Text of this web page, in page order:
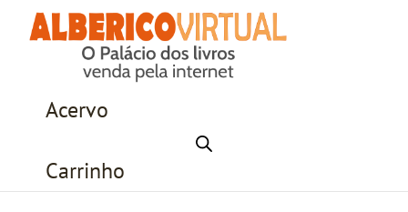
Acervo
Carrinho